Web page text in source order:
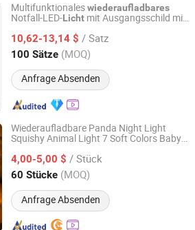
Multifunktionaleswiederaufladbares
Notfall-LED-Licht mit Ausgangsschild mit
Einkaufszentrum, Hotel
10,62-13,14 $ / Satz
100 Sätze (MOQ)
Anfrage Absenden
Co., Ltd.
Seit 2014
Wiederaufladbare Panda Night Light
Squishy Animal Light 7 Soft Colors Baby
4,00-5,00 $ / Stück
60 Stücke (MOQ)
Anfrage Absenden
Co., Ltd.
Seit 2025